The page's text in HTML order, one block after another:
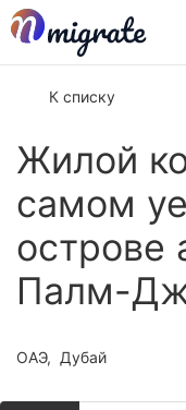
К списку
Жилой
самом
острове
Палм-
ОАЭ Дубай